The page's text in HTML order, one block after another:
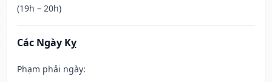
(19h – 20h)
Các Ngày Kỵ
Phạm phải ngày: